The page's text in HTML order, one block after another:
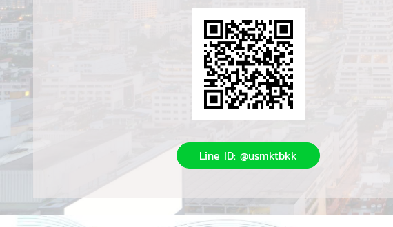
Line ID: @usmktbkk